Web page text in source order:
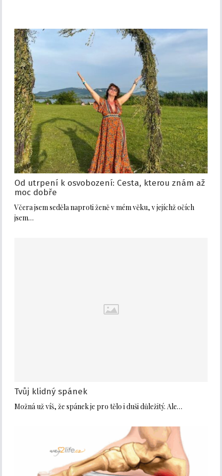
Od utrpení k osvobození: Cesta, kterou znám až
moc dobře
Včera jsem seděla naproti ženě v mém věku, v jejíchž očích
jsem…
Tvůj klidný spánek
Možná už víš, že spánek je pro tělo i duši důležitý. Ale…